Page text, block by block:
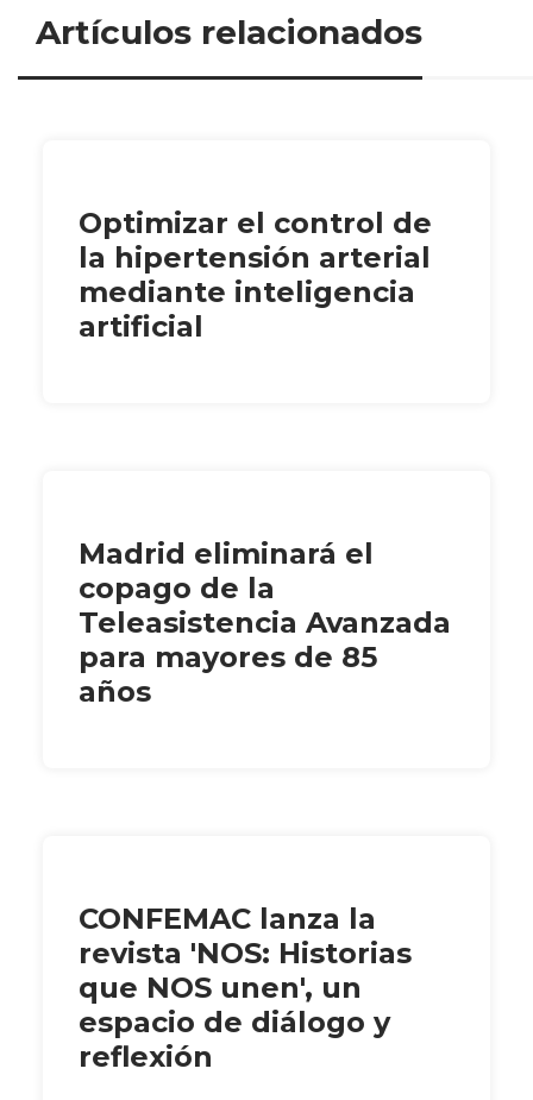
Artículos relacionados
Optimizar el control de
la hipertensión arterial
mediante inteligencia
artificial
Madrid eliminará el
copago de la
Teleasistencia Avanzada
para mayores de 85
años
CONFEMAC lanza la
revista 'NOS: Historias
que NOS unen', un
espacio de diálogo y
reflexión